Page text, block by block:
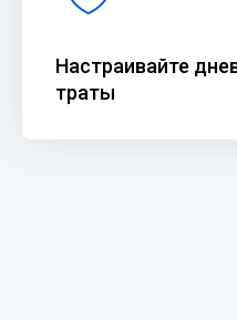
Настраивайте
траты